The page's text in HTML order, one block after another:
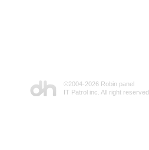
©2004-2026 Robin panel
IT Patrol inc. All right reserved.